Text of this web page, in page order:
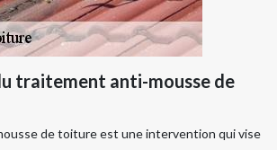
traitement anti-mousse de
de toiture est une intervention qui vise